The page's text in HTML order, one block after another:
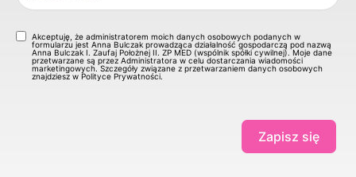
Akceptuję, że administratorem moich danych osobowych podanych w
formularzu jest Anna Bulczak prowadząca działalność gospodarczą pod nazwą
Anna Bulczak I. Zaufaj Położnej II. ZP MED (wspólnik spółki cywilnej). Moje dane
przetwarzane są przez Administratora w celu dostarczania wiadomości
marketingowych. Szczegóły związane z przetwarzaniem danych osobowych
znajdziesz w Polityce Prywatności.
Zapisz się